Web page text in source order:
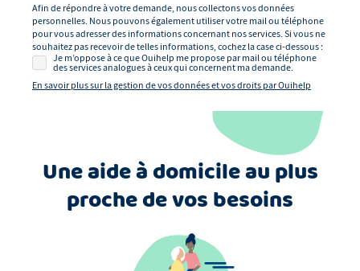
Afin de répondre à votre demande, nous collectons vos données
personnelles. Nous pouvons également utiliser votre mail ou téléphone
pour vous adresser des informations concernant nos services. Si vous ne
souhaitez pas recevoir de telles informations, cochez la case ci-dessous :
Je m’oppose à ce que Ouihelp me propose par mail ou téléphone
des services analogues à ceux qui concernent ma demande.
En savoir plus sur la gestion de vos données et vos droits par Ouihelp
Une aide à domicile au plus
proche de vos besoins